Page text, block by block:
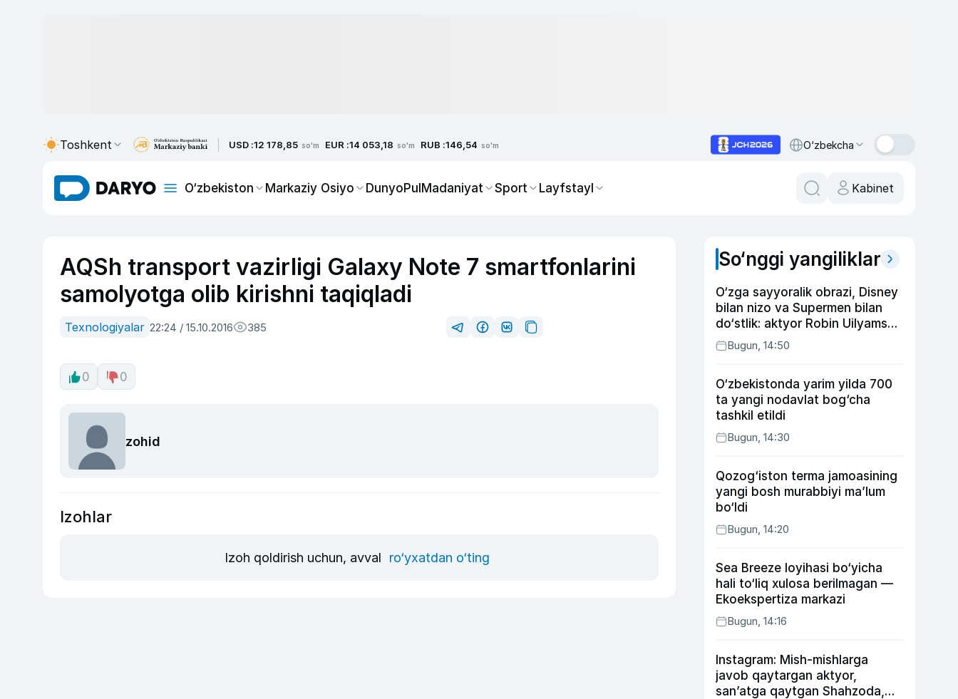
Toshkent USD :12 178,85 so'm EUR :14 053,18 so'm RUB :146,54 so'm O‘zbekcha
O‘zbekiston Markaziy Osiyo DunyoPulMadaniyat Sport Layfstayl Kabinet
AQSh transport vazirligi Galaxy Note 7 smartfonlarini
samolyotga olib kirishni taqiqladi
Texnologiyalar 22:24 / 15.10.2016 385
0 0
zohid
Izohlar
Izoh qoldirish uchun, avval ro‘yxatdan o‘ting
So‘nggi yangiliklar
O‘zga sayyoralik obrazi, Disney
bilan nizo va Supermen bilan
do‘stlik: aktyor Robin Uilyams
haqida ko‘pchilik bilmaydigan
faktlar
Bugun, 14:50
O‘zbekistonda yarim yilda 700
ta yangi nodavlat bog‘cha
tashkil etildi
Bugun, 14:30
Qozog‘iston terma jamoasining
yangi bosh murabbiyi ma’lum
bo‘ldi
Bugun, 14:20
Sea Breeze loyihasi bo‘yicha
hali to‘liq xulosa berilmagan —
Ekoekspertiza markazi
Bugun, 14:16
Instagram: Mish-mishlarga
javob qaytargan aktyor,
san’atga qaytgan Shahzoda,